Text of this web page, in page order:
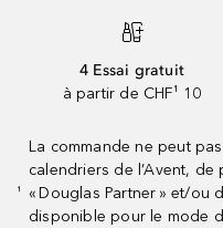
4 Essai gratuit
à partir de CHF¹ 10
¹
La commande ne peut
calendriers de l’Avent,
« Douglas Partner » et/ou
disponible pour le mode